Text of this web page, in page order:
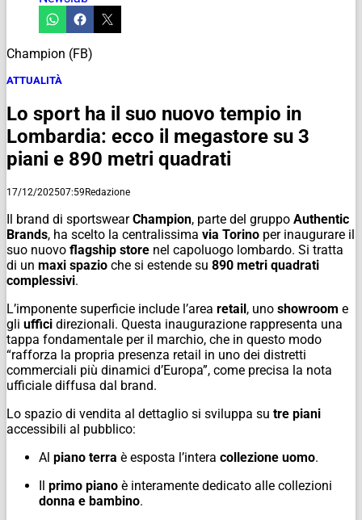
Champion (FB)
ATTUALITÀ
Lo sport ha il suo nuovo tempio in
Lombardia: ecco il megastore su 3
piani e 890 metri quadrati
17/12/202507:59Redazione
Il brand di sportswear Champion, parte del gruppo Authentic
Brands, ha scelto la centralissima via Torino per inaugurare il
suo nuovo flagship store nel capoluogo lombardo. Si tratta
di un maxi spazio che si estende su 890 metri quadrati
complessivi.
L’imponente superficie include l’area retail, uno showroom e
gli uffici direzionali. Questa inaugurazione rappresenta una
tappa fondamentale per il marchio, che in questo modo
“rafforza la propria presenza retail in uno dei distretti
commerciali più dinamici d’Europa”, come precisa la nota
ufficiale diffusa dal brand.
Lo spazio di vendita al dettaglio si sviluppa su tre piani
accessibili al pubblico:
Al piano terra è esposta l’intera collezione uomo.
Il primo piano è interamente dedicato alle collezioni
donna e bambino.